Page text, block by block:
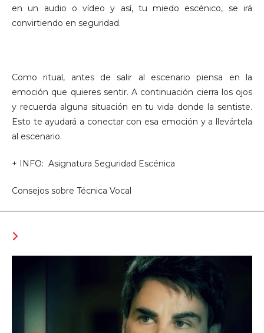
en un audio o vídeo y así, tu miedo escénico, se irá
convirtiendo en seguridad.
Como ritual, antes de salir al escenario piensa en la
emoción que quieres sentir. A continuación cierra los ojos
y recuerda alguna situación en tu vida donde la sentiste.
Esto te ayudará a conectar con esa emoción y a llevártela
al escenario.
+ INFO: Asignatura Seguridad Escénica
Consejos sobre Técnica Vocal